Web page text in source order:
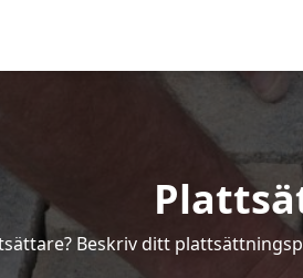
Beskriv ditt